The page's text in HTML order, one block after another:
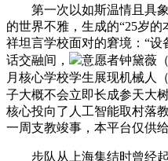
第一次以如斯温情且具象
的世界不雅，生成的“25岁
祥坦言学校面对的窘境：“
话交融间，
意愿者钟黛薇
月核心学校学生展现机械人
子大概不会立即长成参天大树
核心投向了人工智能取村落
一周支教竣事，本平台仅供
步队从上海集结时曾经起